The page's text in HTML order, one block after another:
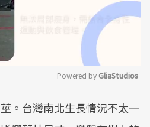
Mute
Powered by GliaStudios
。台灣南北生長情況不太一